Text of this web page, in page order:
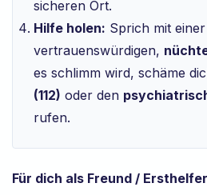
sicheren Ort.
Hilfe holen: Sprich mit einer
vertrauenswürdigen,
es schlimm wird, schäme
(112) oder den
rufen.
Für dich als Freund /